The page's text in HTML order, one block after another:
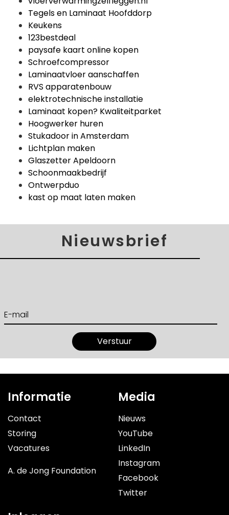
Tegels en Laminaat Hoofddorp
Keukens
123bestdeal
paysafe kaart online kopen
Schroefcompressor
Laminaatvloer aanschaffen
RVS apparatenbouw
elektrotechnische installatie
Laminaat kopen? Kwaliteitparket
Hoogwerker huren
Stukadoor in Amsterdam
Lichtplan maken
Glaszetter Apeldoorn
Schoonmaakbedrijf
Ontwerpduo
kast op maat laten maken
Nieuwsbrief
Informatie
Contact
Storing
Vacatures
A. de Jong Foundation
Media
Nieuws
YouTube
LinkedIn
Instagram
Facebook
Twitter